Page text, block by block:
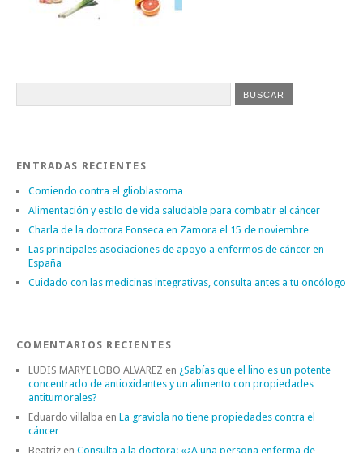
ENTRADAS RECIENTES
Comiendo contra el glioblastoma
Alimentación y estilo de vida saludable para combatir el cáncer
Charla de la doctora Fonseca en Zamora el 15 de noviembre
Las principales asociaciones de apoyo a enfermos de cáncer en
España
Cuidado con las medicinas integrativas, consulta antes a tu oncólogo
COMENTARIOS RECIENTES
LUDIS MARYE LOBO ALVAREZ en ¿Sabías que el lino es un potente
concentrado de antioxidantes y un alimento con propiedades
antitumorales?
Eduardo villalba en La graviola no tiene propiedades contra el
cáncer
Beatriz en Consulta a la doctora: «¿A una persona enferma de